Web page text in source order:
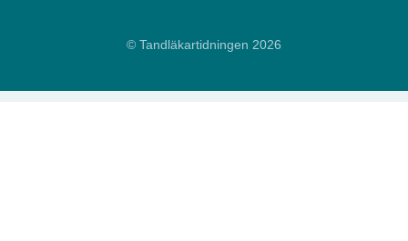
© Tandläkartidningen 2026